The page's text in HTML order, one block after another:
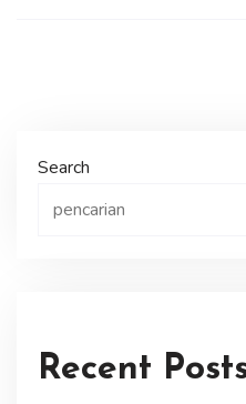
Search
Recent